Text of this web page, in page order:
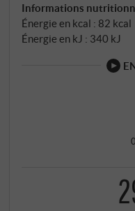
Informations
Énergie en kcal : 82 kcal
Énergie en kJ : 340 kJ